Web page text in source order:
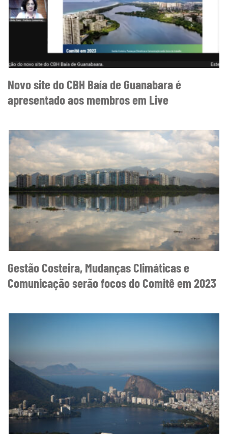
Novo site do CBH Baía de Guanabara é
apresentado aos membros em Live
Gestão Costeira, Mudanças Climáticas e
Comunicação serão focos do Comitê em 2023